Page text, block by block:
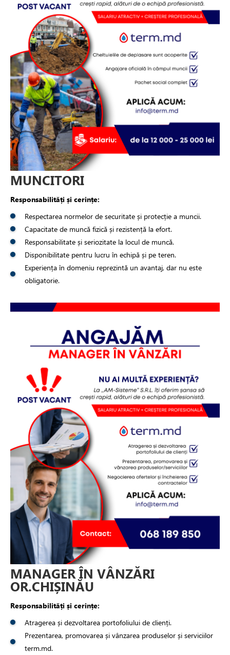
MUNCITORI
Responsabilități și cerințe:
Respectarea normelor de securitate și protecție a muncii.
Capacitate de muncă fizică și rezistență la efort.
Responsabilitate și seriozitate la locul de muncă.
Disponibilitate pentru lucru în echipă și pe teren.
Experiența în domeniu reprezintă un avantaj, dar nu este
obligatorie.
MANAGER ÎN VÂNZĂRI
OR.CHIȘINĂU
Responsabilități și cerințe:
Atragerea și dezvoltarea portofoliului de clienți.
Prezentarea, promovarea și vânzarea produselor și serviciilor
term.md.